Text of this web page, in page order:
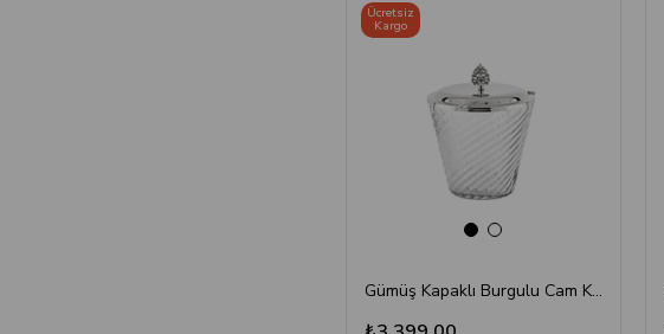
Gümüş Kapaklı Burgulu Cam Kavanoz 17x20 cm - Dekoratif Metal Kulplu
Ücretsiz
Kargo